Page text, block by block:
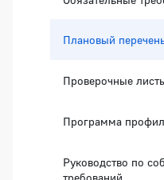
Плановый
Проверочные
Программа
Руководство по
требований